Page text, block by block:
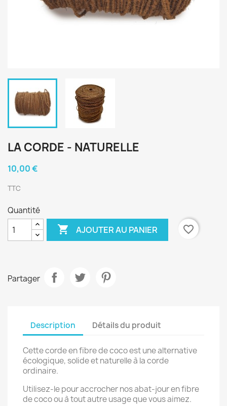
LA CORDE - NATURELLE
10,00 €
TTC
Quantité
 AJOUTER AU PANIER favorite_border
Partager
Description Détails du produit
Cette corde en fibre de coco est une alternative
écologique, solide et naturelle à la corde
ordinaire.
Utilisez-le pour accrocher nos abat-jour en fibre
de coco ou à tout autre usage que vous aimez.